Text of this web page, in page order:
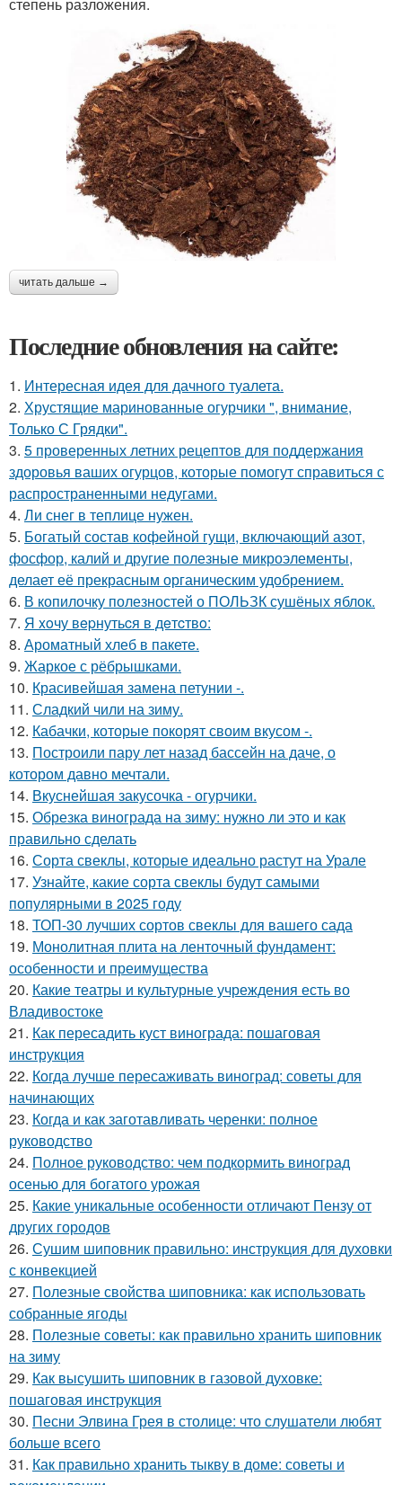
степень разложения.
читать дальше →
Последние обновления на сайте:
1. Интересная идея для дачного туалета.
2. Хрустящие маринованные огурчики ", внимание,
Только С Грядки".
3. 5 проверенных летних рецептов для поддержания
здоровья ваших огурцов, которые помогут справиться с
распространенными недугами.
4. Ли снег в теплице нужен.
5. Богатый состав кофейной гущи, включающий азот,
фосфор, калий и другие полезные микроэлементы,
делает её прекрасным органическим удобрением.
6. В копилочку полезностей о ПОЛЬЗК сушёных яблок.
7. Я xoчу вepнутьcя в дeтcтвo:
8. Ароматный хлеб в пакете.
9. Жаркое с рёбрышками.
10. Красивейшая замена петунии -.
11. Сладкий чили на зиму.
12. Кабачки, которые покорят своим вкусом -.
13. Построили пару лет назад бассейн на даче, о
котором давно мечтали.
14. Вкуснейшая закусочка - огурчики.
15. Обрезка винограда на зиму: нужно ли это и как
правильно сделать
16. Сорта свеклы, которые идеально растут на Урале
17. Узнайте, какие сорта свеклы будут самыми
популярными в 2025 году
18. ТОП-30 лучших сортов свеклы для вашего сада
19. Монолитная плита на ленточный фундамент:
особенности и преимущества
20. Какие театры и культурные учреждения есть во
Владивостоке
21. Как пересадить куст винограда: пошаговая
инструкция
22. Когда лучше пересаживать виноград: советы для
начинающих
23. Когда и как заготавливать черенки: полное
руководство
24. Полное руководство: чем подкормить виноград
осенью для богатого урожая
25. Какие уникальные особенности отличают Пензу от
других городов
26. Сушим шиповник правильно: инструкция для духовки
с конвекцией
27. Полезные свойства шиповника: как использовать
собранные ягоды
28. Полезные советы: как правильно хранить шиповник
на зиму
29. Как высушить шиповник в газовой духовке:
пошаговая инструкция
30. Песни Элвина Грея в столице: что слушатели любят
больше всего
31. Как правильно хранить тыкву в доме: советы и